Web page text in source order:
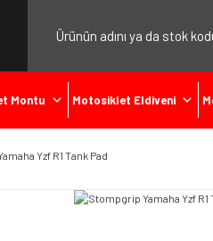
Montu Motosiklet Eldiveni
Yzf R1 Tank Pad